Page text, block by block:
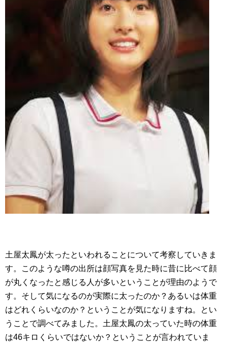
土屋太鳳が太ったといわれることについて考察していきま
す。このような噂の出所は顔写真を見た時に昔に比べて顔
が丸くなったと感じる人が多いということが理由のようで
す。そして気になるのが実際に太ったのか？あるいは体重
はどれくらいなのか？ということが気になりますね。とい
うことで調べてみました。土屋太鳳の太っていた時の体重
は46キロくらいではないか？ということが言われていま